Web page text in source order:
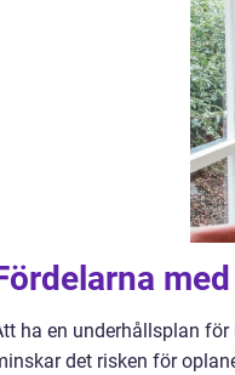
ha en underhållsplan för
det risken för